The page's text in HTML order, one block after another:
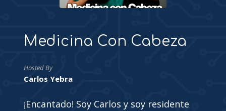
Medicina Con Cabeza
Hosted By
Carlos Yebra
¡Encantado! Soy Carlos y soy residente